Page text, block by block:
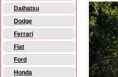
Daihatsu
Dodge
Ferrari
Fiat
Ford
Honda